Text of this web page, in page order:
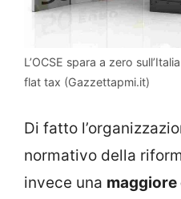
L’OCSE spara a zero
flat tax (Gazzettapmi.it)
Di fatto
normativo della
invece una